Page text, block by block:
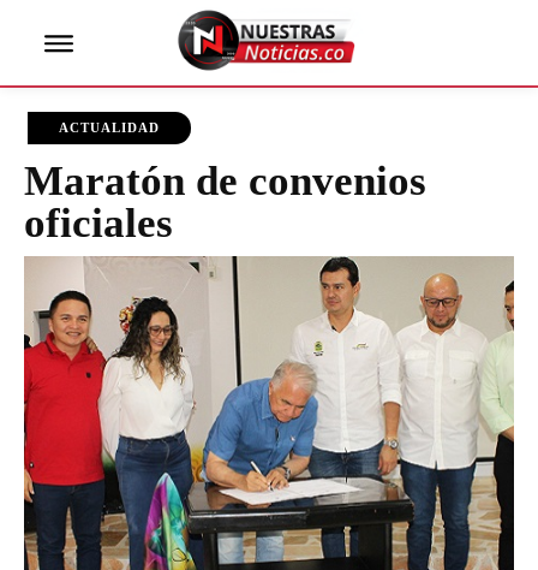
ACTUALIDAD
Maratón de convenios
oficiales